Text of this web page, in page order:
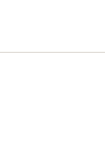
にピッタリのわさび
唐揚げ/ポテト/ハンバ